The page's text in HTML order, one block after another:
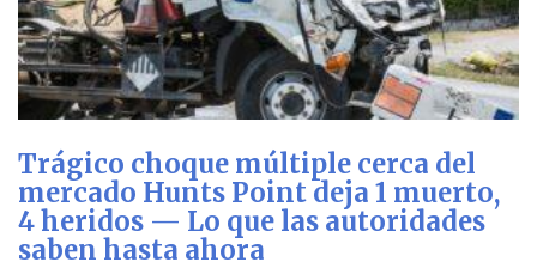
Trágico choque múltiple cerca del
mercado Hunts Point deja 1 muerto,
4 heridos — Lo que las autoridades
saben hasta ahora